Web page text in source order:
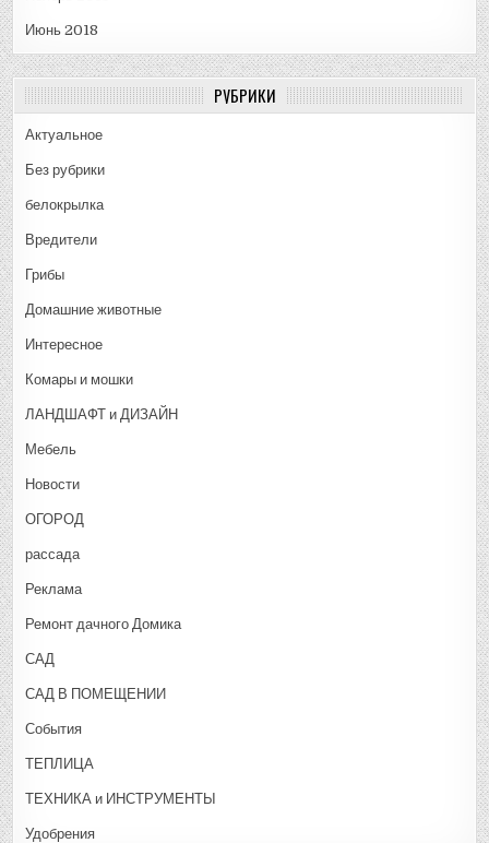
Июнь 2018
РУБРИКИ
Актуальное
Без рубрики
белокрылка
Вредители
Грибы
Домашние животные
Интересное
Комары и мошки
ЛАНДШАФТ и ДИЗАЙН
Мебель
Новости
ОГОРОД
рассада
Реклама
Ремонт дачного Домика
САД
САД В ПОМЕЩЕНИИ
События
ТЕПЛИЦА
ТЕХНИКА и ИНСТРУМЕНТЫ
Удобрения